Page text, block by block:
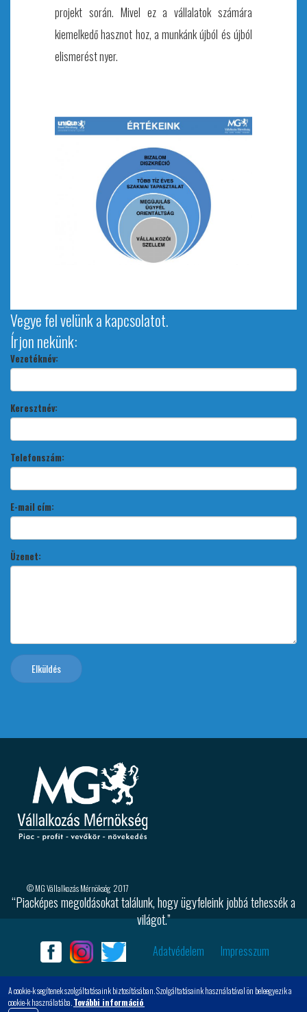
A cookie-k segítenek szolgáltatásaink biztosításában. Szolgáltatásaink használatával ön beleegyezik a
cookie-k használatába.További információ
projekt során. Mivel ez a vállalatok számára
kiemelkedő hasznot hoz, a munkánkújból és újból
elismerést nyer.
Vegye fel velünk a kapcsolatot.
Írjon nekünk:
Vezetéknév:
Keresztnév:
Telefonszám:
E-mail cím:
Üzenet:
Elküldés
© MG Vállalkozás Mérnökség 2017
“Piacképes megoldásokat találunk, hogy ügyfeleink jobbá tehessék a
világot.”
Adatvédelem Impresszum